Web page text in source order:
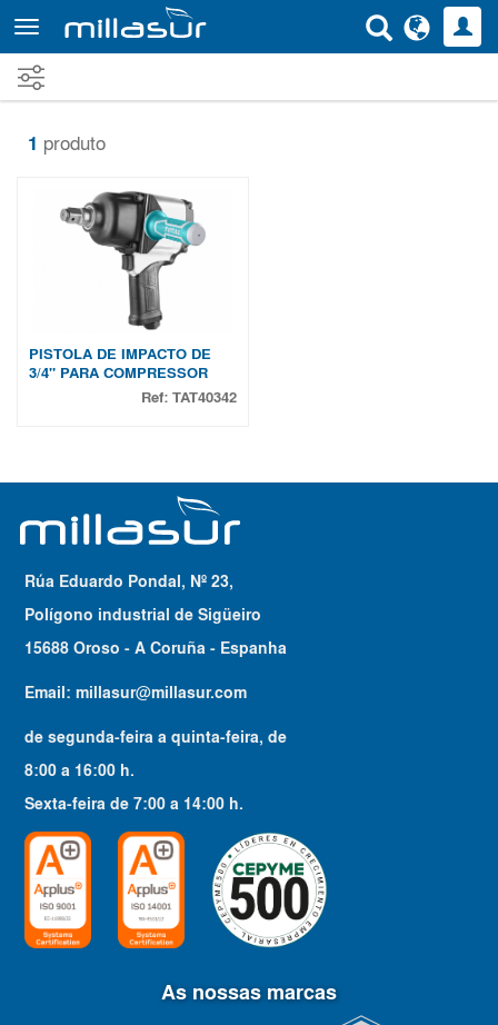
para
o
conteúdo
principal
1 produto
PISTOLA DE IMPACTO DE
3/4" PARA COMPRESSOR
Ref: TAT40342
Rúa Eduardo Pondal, Nº 23,
Polígono industrial de Sigüeiro
15688 Oroso - A Coruña - Espanha
Email:millasur@millasur.com
de segunda-feira a quinta-feira, de
8:00 a 16:00 h.
Sexta-feira de7:00 a 14:00 h.
As nossas marcas